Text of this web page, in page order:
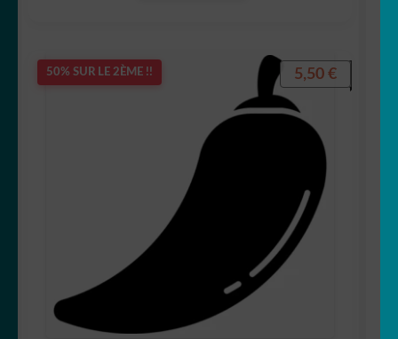
50% SUR LE 2ÈME !! 5,50 €